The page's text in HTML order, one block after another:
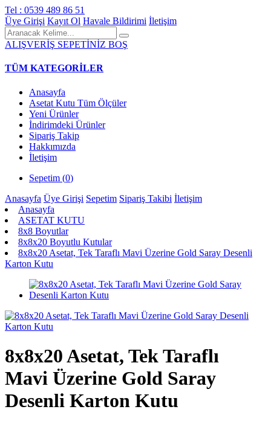
Tel : 0539 489 86 51
Üye Girişi Kayıt Ol Havale Bildirimi İletişim
ALIŞVERİŞ SEPETİNİZ BOŞ
TÜM KATEGORİLER
Anasayfa
Asetat Kutu Tüm Ölçüler
Yeni Ürünler
İndirimdeki Ürünler
Sipariş Takip
Hakkımızda
İletişim
Sepetim (0)
Anasayfa Üye Girişi Sepetim Sipariş Takibi İletişim
Anasayfa
ASETAT KUTU
8x8 Boyutlar
8x8x20 Boyutlu Kutular
8x8x20 Asetat, Tek Taraflı Mavi Üzerine Gold Saray Desenli
Karton Kutu
8x8x20 Asetat, Tek Taraflı
Mavi Üzerine Gold Saray
Desenli Karton Kutu